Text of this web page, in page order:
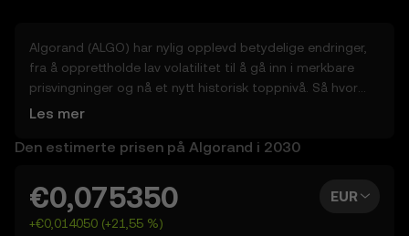
Algorand (ALGO) har nylig opplevd betydelige endringer,
fra å opprettholde lav volatilitet til å gå inn i merkbare
prisvingninger og nå et nytt historisk toppnivå. Så hvor
mye kan Algorand (ALGO) være verdt i morgen, innen
verktøy som kan hjelpe deg med å få innsikt i potensialet
framover – til så langt fram som 2050. Du kan også angi
din egen prognose for Algorand og se hvordan visjonen
din måler seg opp mot dette. Husk at kryptomarkedet i
Les mer
Den estimerte prisen på Algorand i 2030
€0,075350
+€0,014050 (+21,55 %)
EUR